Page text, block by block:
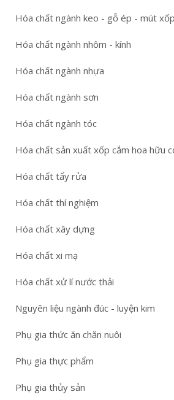
Hóa chất ngành keo - gỗ ép - mút xốp
Hóa chất ngành nhôm - kính
Hóa chất ngành nhựa
Hóa chất ngành sơn
Hóa chất ngành tóc
Hóa chất sản xuất xốp cắm hoa hữu
Hóa chất tẩy rửa
Hóa chất thí nghiệm
Hóa chất xây dựng
Hóa chất xi mạ
Hóa chất xử lí nước thải
Nguyên liệu ngành đúc - luyện kim
Phụ gia thức ăn chăn nuôi
Phụ gia thực phẩm
Phụ gia thủy sản